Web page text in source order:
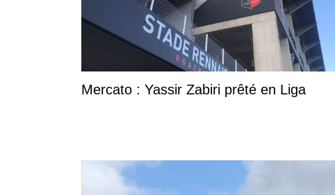
Mercato : Yassir Zabiri prêté en Liga